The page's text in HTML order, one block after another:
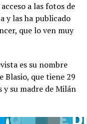
a las fotos de
y las ha publicado
que lo ven muy
es su nombre
Blasio, que tiene 29
y su madre de Milán